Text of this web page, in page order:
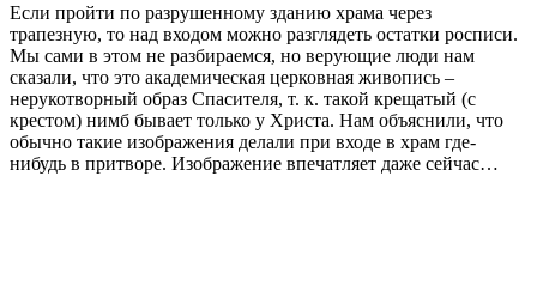
Если пройти по разрушенному зданию храма через
трапезную, то над входом можно разглядеть остатки росписи.
Мы сами в этом не разбираемся, но верующие люди нам
сказали, что это академическая церковная живопись –
нерукотворный образ Спасителя, т. к. такой крещатый (с
крестом) нимб бывает только у Христа. Нам объяснили, что
обычно такие изображения делали при входе в храм где-
нибудь в притворе. Изображение впечатляет даже сейчас…